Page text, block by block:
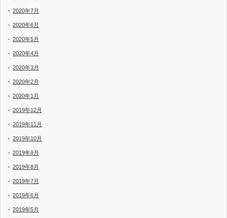
2020年7月
2020年6月
2020年5月
2020年4月
2020年3月
2020年2月
2020年1月
2019年12月
2019年11月
2019年10月
2019年9月
2019年8月
2019年7月
2019年6月
2019年5月